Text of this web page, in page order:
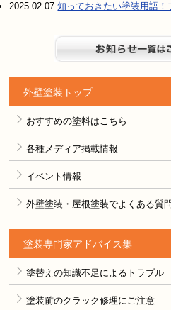
2025.02.07知っておきたい塗装用語！
外壁塗装トップ
おすすめの塗料はこちら
各種メディア掲載情報
イベント情報
外壁塗装・屋根塗装でよくある質
塗装専門家アドバイス集
塗替えの知識不足によるトラブル
塗装前のクラック修理にご注意